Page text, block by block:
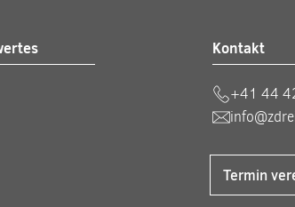
Kontakt
+41 44
Termin